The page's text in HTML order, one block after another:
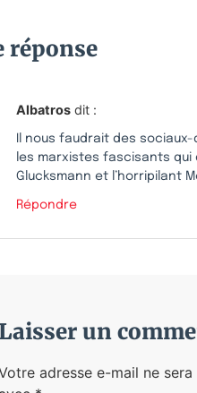
réponse
Albatros dit :
Il nous faudrait des
les marxistes fascisants qui
Glucksmann et l’horripilant
Répondre
Laisser un
adresse e-mail ne sera